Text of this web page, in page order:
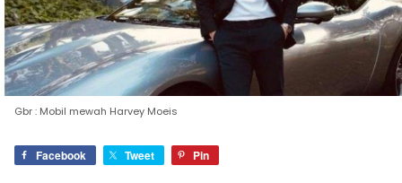
Gbr : Mobil mewah Harvey Moeis
Facebook Tweet Pin